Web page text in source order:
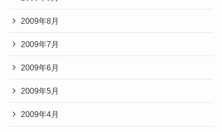
2009年8月
2009年7月
2009年6月
2009年5月
2009年4月